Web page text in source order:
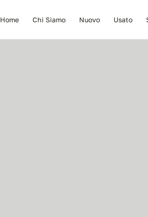
Home Chi Siamo Nuovo Usato